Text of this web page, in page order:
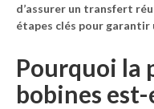
d’assurer un transfert
étapes clés pour
Pourquoi la
bobines